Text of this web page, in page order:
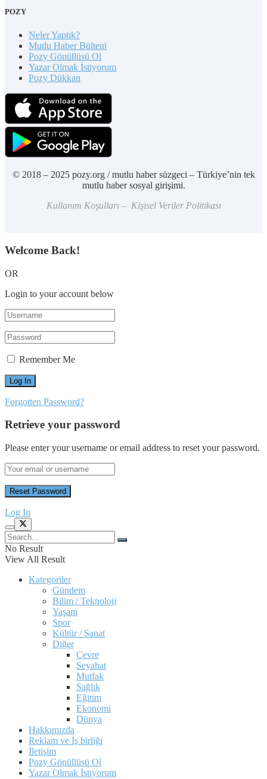
POZY
Neler Yaptık?
Mutlu Haber Bülteni
Pozy Gönüllüsü Ol
Yazar Olmak İstiyorum
Pozy Dükkan
© 2018 – 2025 pozy.org / mutlu haber süzgeci – Türkiye’nin tek
mutlu haber sosyal girişimi.
Kullanım Koşulları – Kişisel Veriler Politikası
Welcome Back!
OR
Login to your account below
Remember Me
Forgotten Password?
Retrieve your password
Please enter your username or email address to reset your password.
Log In
No Result
View All Result
Kategoriler
Gündem
Bilim / Teknoloji
Yaşam
Spor
Kültür / Sanat
Diğer
Çevre
Seyahat
Mutfak
Sağlık
Eğitim
Ekonomi
Dünya
Hakkımızda
Reklam ve İş birliği
İletişim
Pozy Gönüllüsü Ol
Yazar Olmak İstiyorum